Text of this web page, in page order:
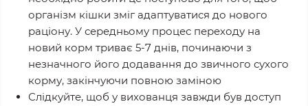
організм кішки зміг адаптуватися до нового
раціону. У середньому процес переходу на
новий корм триває 5-7 днів, починаючи з
незначного його додавання до звичного сухого
корму, закінчуючи повною заміною
Слідкуйте, щоб у вихованця завжди був доступ